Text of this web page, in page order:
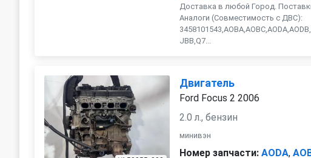
Доставка в любой Город.
Аналоги (Совместимость с ДВС):
JBB,Q7...
Двигатель
Ford Focus 2 2006
2.0 л., бензин
минивэн
Номер запчасти: AODA,